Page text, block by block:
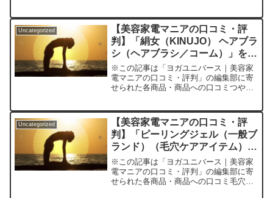
化機器を買い換えるのが面倒」「忙しく
てネイルサロンに行く時間が...
Uncategorized
【美容家電マニアの口コミ・評
判】「絹女（KINUJO） ヘアブラ
シ（ヘアブラシ／コーム）」を実
際に使ってみた正直感想
※この記事は「ヨガユニバース｜美容家
電マニアの口コミ・評判」の編集部に寄
せられた各商品・商品への口コミつや髪
手に取った理由朝、鏡を見るたびに…
「なんだか髪に元気がない」...
Uncategorized
【美容家電マニアの口コミ・評
判】「ピーリングジェル（一般ブ
ランド）（毛穴ケアアイテム）」
を実際に使ってみた正直感想
※この記事は「ヨガユニバース｜美容家
電マニアの口コミ・評判」の編集部に寄
せられた各商品・商品への口コミ毛穴・